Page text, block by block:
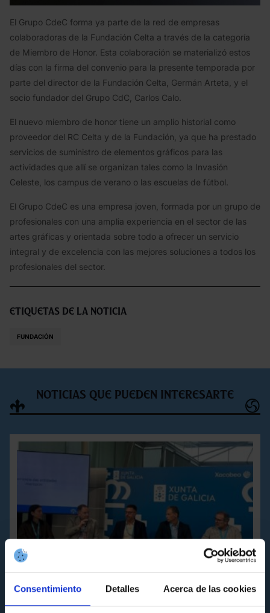
Consentimiento Detalles Acerca de las cookies
El Grupo CdeC forma ya parte de la red de empresas
colaboradoras de la Fundación Celta a través de la categoría
de Miembro de Honor. Esta colaboración se materializó estos
días con la firma del convenio para la presente temporada por
parte del director de la Fundación Celta, Germán Arteta, y el
socio fundador del Grupo CdC, Carlos Calo.
El nuevo miembro de honor tiene un amplio historial como
proveedor del RC Celta y de la Fundación, ya que ha prestado
servicios de suministro de elementos gráficos para las
actividades que allí se organizan tales como la Invasión
Celeste, los campus de verano o las escuelas de fútbol.
El Grupo CdeC es una empresa joven, formada por un grupo de
profesionales con una amplia experiencia en el sector de las
artes gráficas y orientada sobre todo a ofrecer un servicio
integral y de excelencia con las mejores soluciones a todos los
profesionales del sector.
Etiquetas de la noticia
FUNDACIÓN
Noticias que pueden interesarte